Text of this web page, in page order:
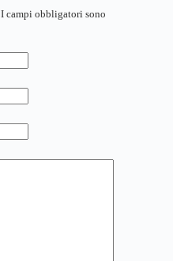
I campi obbligatori sono